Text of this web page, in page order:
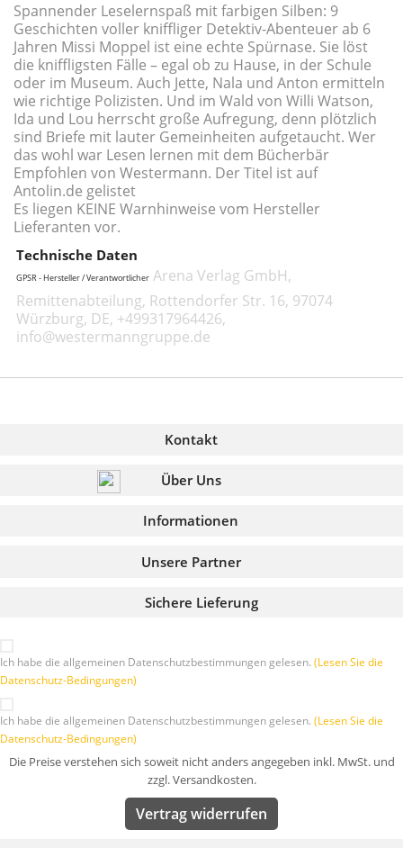
Spannender Leselernspaß mit farbigen Silben: 9
Geschichten voller kniffliger Detektiv-Abenteuer ab 6
Jahren Missi Moppel ist eine echte Spürnase. Sie löst
die kniffligsten Fälle – egal ob zu Hause, in der Schule
oder im Museum. Auch Jette, Nala und Anton ermitteln
wie richtige Polizisten. Und im Wald von Willi Watson,
Ida und Lou herrscht große Aufregung, denn plötzlich
sind Briefe mit lauter Gemeinheiten aufgetaucht. Wer
das wohl war Lesen lernen mit dem Bücherbär
Empfohlen von Westermann. Der Titel ist auf
Antolin.de gelistet
Es liegen KEINE Warnhinweise vom Hersteller
Lieferanten vor.
Technische Daten
GPSR - Hersteller / Verantwortlicher Arena Verlag GmbH,
Remittenabteilung, Rottendorfer Str. 16, 97074
Würzburg, DE, +499317964426,
info@westermanngruppe.de
Kontakt
Über Uns
Informationen
Sichere Lieferung
Unsere Partner
Ich habe die allgemeinen Datenschutzbestimmungen gelesen. (Lesen Sie die
Datenschutz-Bedingungen)
Ich habe die allgemeinen Datenschutzbestimmungen gelesen. (Lesen Sie die
Datenschutz-Bedingungen)
Die Preise verstehen sich soweit nicht anders angegeben inkl. MwSt. und
zzgl. Versandkosten.
Vertrag widerrufen